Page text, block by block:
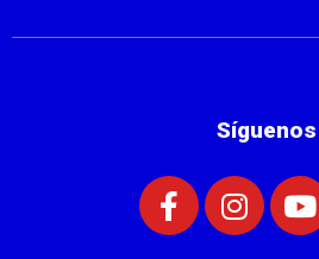
Síguenos